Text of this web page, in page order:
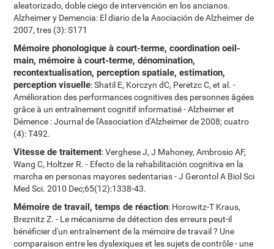
aleatorizado, doble ciego de intervención en los ancianos.
Alzheimer y Demencia: El diario de la Asociación de Alzheimer de
2007, tres (3): S171
Mémoire phonologique à court-terme, coordination oeil-
main, mémoire à court-terme, dénomination,
recontextualisation, perception spatiale, estimation,
perception visuelle: Shatil E, Korczyn dC, Peretzc C, et al. -
Amélioration des performances cognitives des personnes âgées
grâce à un entraînement cognitif informatisé - Alzheimer et
Démence : Journal de l'Association d'Alzheimer de 2008; cuatro
(4): T492.
Vitesse de traitement: Verghese J, J Mahoney, Ambrosio AF,
Wang C, Holtzer R. - Efecto de la rehabilitación cognitiva en la
marcha en personas mayores sedentarias - J Gerontol A Biol Sci
Med Sci. 2010 Dec;65(12):1338-43.
Mémoire de travail, temps de réaction: Horowitz-T Kraus,
Breznitz Z. - Le mécanisme de détection des erreurs peut-il
bénéficier d'un entraînement de la mémoire de travail ? Une
comparaison entre les dyslexiques et les sujets de contrôle - une